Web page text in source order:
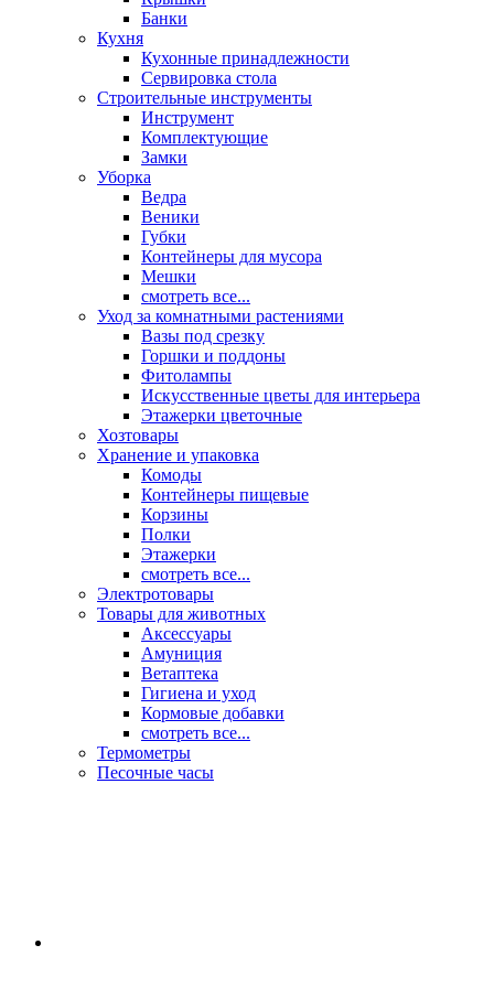
Банки
Кухня
Кухонные принадлежности
Сервировка стола
Строительные инструменты
Инструмент
Комплектующие
Замки
Уборка
Ведра
Веники
Губки
Контейнеры для мусора
Мешки
смотреть все...
Уход за комнатными растениями
Вазы под срезку
Горшки и поддоны
Фитолампы
Искусственные цветы для интерьера
Этажерки цветочные
Хозтовары
Хранение и упаковка
Комоды
Контейнеры пищевые
Корзины
Полки
Этажерки
смотреть все...
Электротовары
Товары для животных
Аксессуары
Амуниция
Ветаптека
Гигиена и уход
Кормовые добавки
смотреть все...
Термометры
Песочные часы